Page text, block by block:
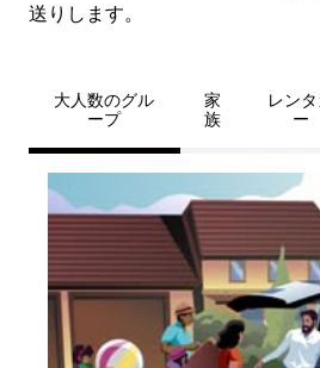
送りします。
大人数のグル
ープ
家
族
レンタ
ー